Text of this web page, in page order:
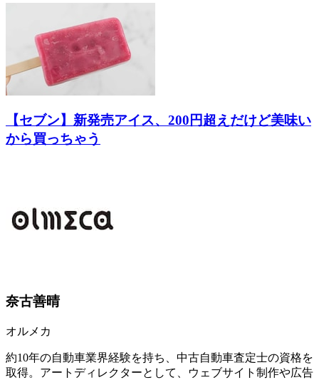
【セブン】新発売アイス、200円超えだけど美味い
から買っちゃう
奈古善晴
オルメカ
約10年の自動車業界経験を持ち、中古自動車査定士の資格を
取得。アートディレクターとして、ウェブサイト制作や広告